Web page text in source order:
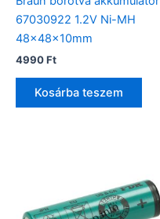
67030922 1.2V Ni-MH
48x48x10mm
4990Ft
Kosárba teszem